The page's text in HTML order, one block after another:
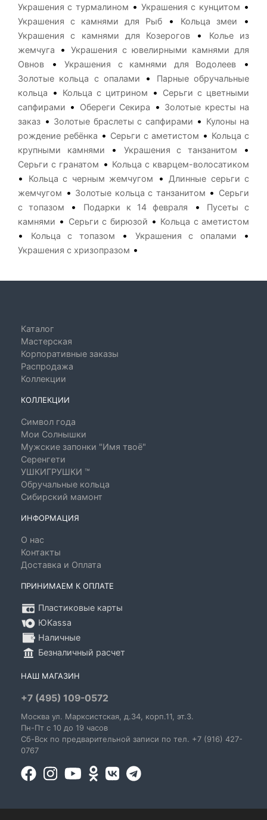
Украшения с турмалином •Украшения с кунцитом •
Украшения с камнями для Рыб • Кольца змеи •
Украшения с камнями для Козерогов •
Колье из
жемчуга
• Украшения с ювелирными камнями для
Овнов •Украшения с камнями для Водолеев •
Золотые кольца с опалами •
Парные обручальные
кольца
• Кольца с цитрином •
Серьги с цветными
сапфирами • Обереги Секира • Золотые кресты на
заказ • Золотые браслеты с сапфирами • Кулоны на
рождение ребёнка • Серьги с аметистом • Кольца с
крупными камнями
• Украшения с танзанитом •
Серьги с гранатом • Кольца с кварцем-волосатиком
• Кольца с черным жемчугом •
Длинные серьги с
жемчугом • Золотые кольца с танзанитом • Серьги
с топазом
• Подарки к 14 февраля •
Пусеты с
камнями • Серьги с бирюзой • Кольца с аметистом
• Кольца с топазом • Украшения с опалами •
Украшения с хризопразом •
Каталог
Мастерская
Корпоративные заказы
Распродажа
Коллекции
КОЛЛЕКЦИИ
Символ года
Мои Солнышки
Мужские запонки "Имя твоё"
Серенгети
УШКИГРУШКИ ™
Обручальные кольца
Сибирский мамонт
ИНФОРМАЦИЯ
О нас
Контакты
Доставка и Оплата
ПРИНИМАЕМ К ОПЛАТЕ
Пластиковые карты
ЮKassa
Наличные
Безналичный расчет
НАШ МАГАЗИН
+7 (495) 109-0572
Москва ул. Марксистская , д.34, корп.11, эт.3.
Пн-Пт c 10 до 19 часов
Сб-Вск по предварительной записи по тел. +7 (916) 427-
0767